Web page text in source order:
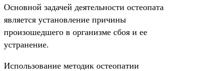
Основной задачей деятельности остеопата
является установление причины
произошедшего в организме сбоя и ее
устранение.
Использование методик остеопатии